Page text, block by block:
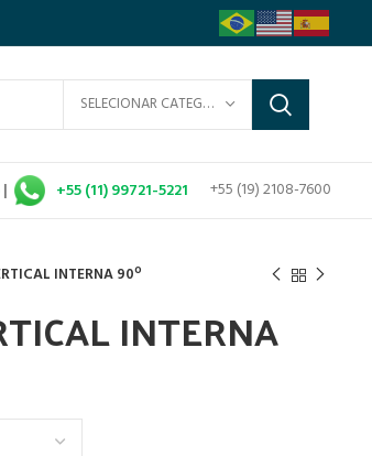
SELECIONAR CATEGORIA
| +55 (11) 99721-5221 +55 (19) 2108-7600
INTERNA 90º
INTERNA